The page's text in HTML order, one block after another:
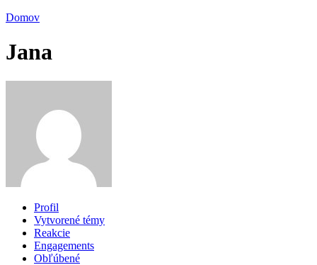
Domov
Jana
Profil
Vytvorené témy
Reakcie
Engagements
Obľúbené